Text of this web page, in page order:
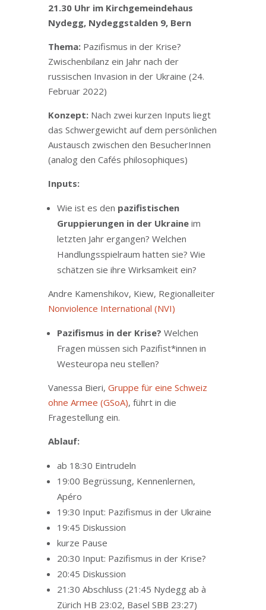
21.30 Uhr im Kirchgemeindehaus
Nydegg, Nydeggstalden 9, Bern
Thema:Pazifismus in der Krise?
Zwischenbilanz ein Jahr nach der
russischen Invasion in der Ukraine (24.
Februar 2022)
Konzept:Nach zwei kurzen Inputs liegt
das Schwergewicht auf dem persönlichen
Austausch zwischen den BesucherInnen
(analog den Cafés philosophiques)
Inputs:
Wie ist es den pazifistischen
Gruppierungen in der Ukraineim
letzten Jahr ergangen? Welchen
Handlungsspielraum hatten sie? Wie
schätzen sie ihre Wirksamkeit ein?
Andre Kamenshikov, Kiew, Regionalleiter
Nonviolence International (NVI)
Pazifismus in der Krise? Welchen
Fragen müssen sich Pazifist*innen in
Westeuropa neu stellen?
Vanessa Bieri, Gruppe für eine Schweiz
ohne Armee (GSoA), führt in die
Fragestellung ein.
Ablauf:
ab 18:30 Eintrudeln
19:00 Begrüssung, Kennenlernen,
Apéro
19:30 Input: Pazifismus in der Ukraine
19:45 Diskussion
kurze Pause
20:30 Input: Pazifismus in der Krise?
20:45 Diskussion
21:30 Abschluss (21:45 Nydegg ab à
Zürich HB 23:02, Basel SBB 23:27)